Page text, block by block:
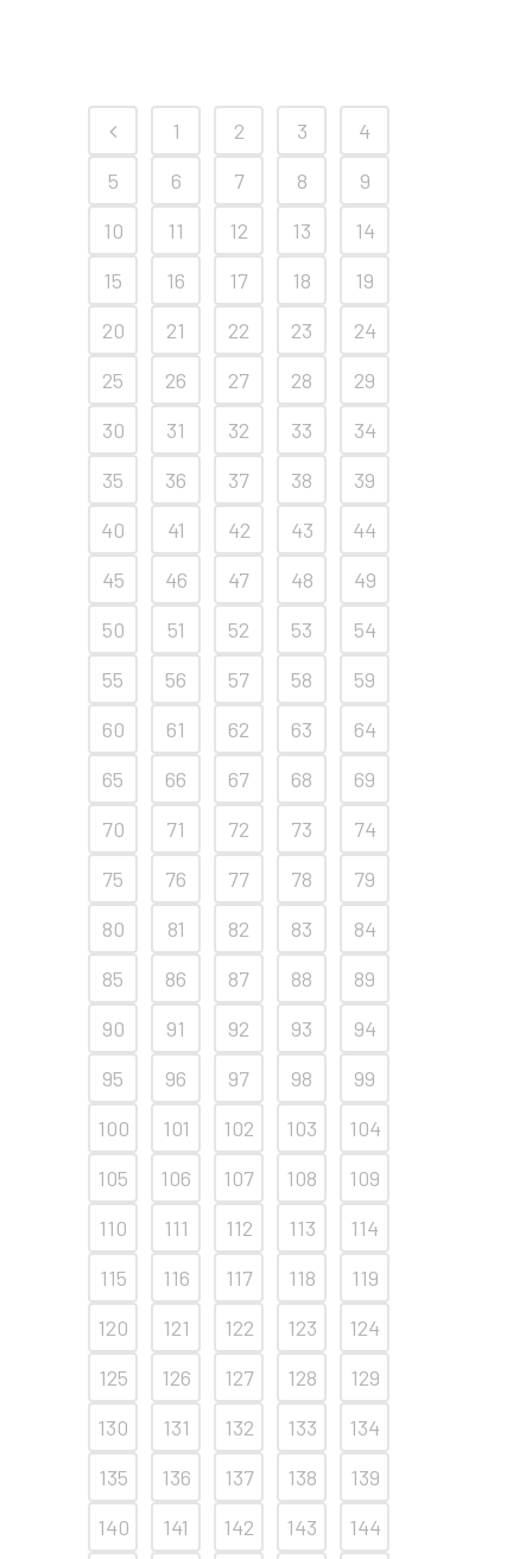
1 2 3
4
5
6 7 8
9
10
11 12 13
14
15
16 17 18
19
20
21 22 23
24
25
26 27 28
29
30
31 32 33
34
35
36 37 38
39
40
41 42 43
44
45
46 47 48
49
50
51 52 53
54
55
56 57 58
59
60
61 62 63
64
65
66 67 68
69
70
71 72 73
74
75
76 77 78
79
80
81 82 83
84
85
86 87 88
89
90
91 92 93
94
95
96 97 98
99
100
101 102 103
104
105
106 107 108
109
110
111 112 113
114
115
116 117 118
119
120
121 122 123
124
125
126 127 128
129
130
131 132 133
134
135
136 137 138
139
140
141 142 143
144